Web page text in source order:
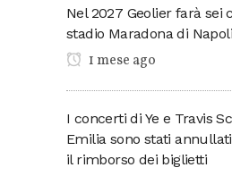
Nel 2027 Geolier farà sei
stadio Maradona di Napoli
1 mese ago
I concerti di Ye e Travis
Emilia sono stati
il rimborso dei biglietti